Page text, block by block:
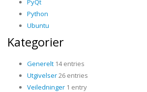
PyQt
Python
Ubuntu
Kategorier
Generelt 14 entries
Utgivelser26 entries
Veiledninger 1 entry